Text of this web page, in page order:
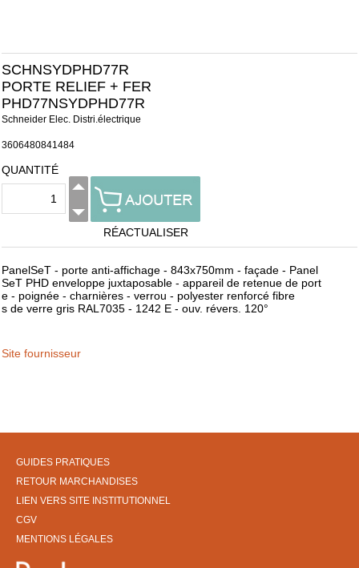
SCHNSYDPHD77R
PORTE RELIEF + FER
PHD77NSYDPHD77R
Schneider Elec. Distri.électrique
3606480841484
QUANTITÉ
RÉACTUALISER
PanelSeT - porte anti-affichage - 843x750mm - façade - Panel
SeT PHD enveloppe juxtaposable - appareil de retenue de port
e - poignée - charnières - verrou - polyester renforcé fibre
s de verre gris RAL7035 - 1242 E - ouv. révers. 120°
Site fournisseur
GUIDES PRATIQUES
RETOUR MARCHANDISES
LIEN VERS SITE INSTITUTIONNEL
CGV
MENTIONS LÉGALES